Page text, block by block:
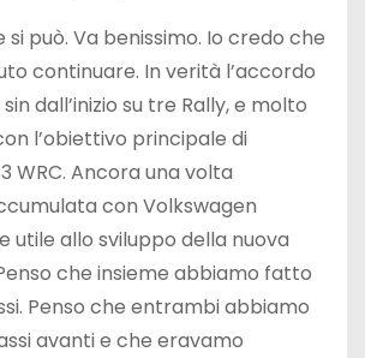
si può. Va benissimo. Io credo che
continuare. In verità l’accordo
dall’inizio su tre Rally, e molto
l’obiettivo principale di
WRC. Ancora una volta
con Volkswagen
utile allo sviluppo della nuova
che insieme abbiamo fatto
Penso che entrambi abbiamo
avanti e che eravamo